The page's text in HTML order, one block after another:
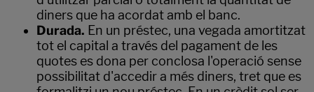
diners que ha acordat amb el banc.
Durada. En un préstec, una vegada amortitzat
tot el capital a través del pagament de les
quotes es dona per conclosa l'operació sense
possibilitat d'accedir a més diners, tret que es